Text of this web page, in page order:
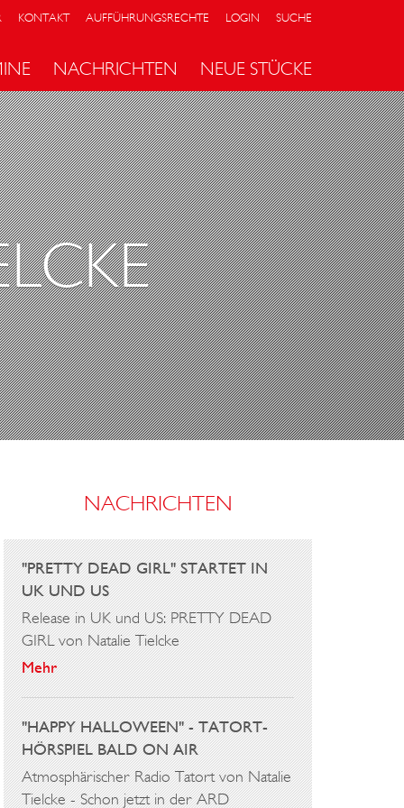
KONTAKT AUFFÜHRUNGSRECHTE LOGIN SUCHE
NACHRICHTEN NEUE STÜCKE
NACHRICHTEN
"PRETTY DEAD GIRL" STARTET IN
UK UND US
Release in UK und US: PRETTY DEAD
GIRL von Natalie Tielcke
Mehr
"HAPPY HALLOWEEN" - TATORT-
HÖRSPIEL BALD ON AIR
Atmosphärischer Radio Tatort von Natalie
Tielcke - Schon jetzt in der ARD